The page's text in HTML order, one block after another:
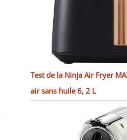
Test de la Ninja Air Fryer
air sans huile 6, 2 L